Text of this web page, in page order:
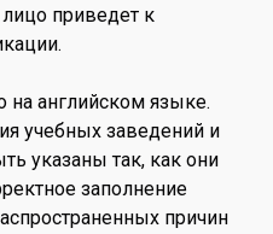
приведет к
на английском языке.
учебных заведений и
указаны так, как они
заполнение
причин